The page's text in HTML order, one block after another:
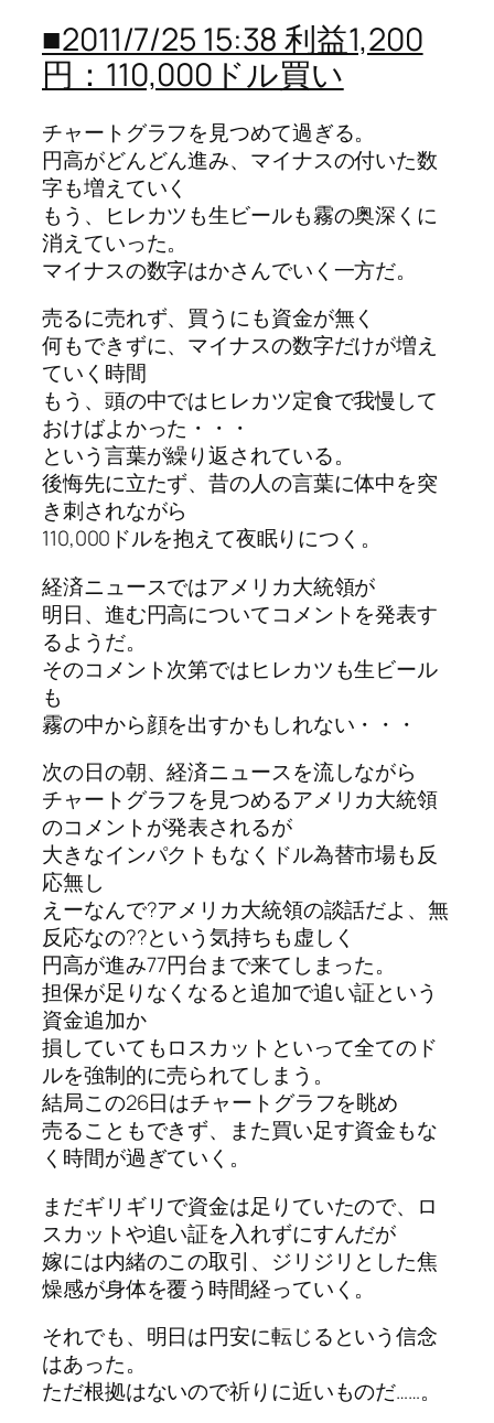
■2011/7/25 15:38 利益1,200
円：110,000ドル買い
チャートグラフを見つめて過ぎる。
円高がどんどん進み、マイナスの付いた数
字も増えていく
もう、ヒレカツも生ビールも霧の奥深くに
消えていった。
マイナスの数字はかさんでいく一方だ。
売るに売れず、買うにも資金が無く
何もできずに、マイナスの数字だけが増え
ていく時間
もう、頭の中ではヒレカツ定食で我慢して
おけばよかった・・・
という言葉が繰り返されている。
後悔先に立たず、昔の人の言葉に体中を突
き刺されながら
110,000ドルを抱えて夜眠りにつく。
経済ニュースではアメリカ大統領が
明日、進む円高についてコメントを発表す
るようだ。
そのコメント次第ではヒレカツも生ビール
も
霧の中から顔を出すかもしれない・・・
次の日の朝、経済ニュースを流しながら
チャートグラフを見つめるアメリカ大統領
のコメントが発表されるが
大きなインパクトもなくドル為替市場も反
応無し
えーなんで?アメリカ大統領の談話だよ、無
反応なの??という気持ちも虚しく
円高が進み77円台まで来てしまった。
担保が足りなくなると追加で追い証という
資金追加か
損していてもロスカットといって全てのド
ルを強制的に売られてしまう。
結局この26日はチャートグラフを眺め
売ることもできず、また買い足す資金もな
く時間が過ぎていく。
まだギリギリで資金は足りていたので、ロ
スカットや追い証を入れずにすんだが
嫁には内緒のこの取引、ジリジリとした焦
燥感が身体を覆う時間経っていく。
それでも、明日は円安に転じるという信念
はあった。
ただ根拠はないので祈りに近いものだ……。